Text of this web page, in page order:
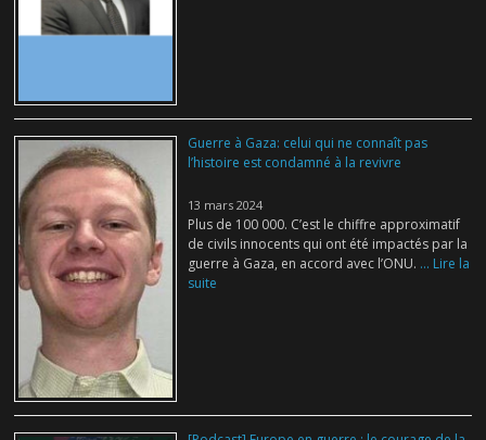
Guerre à Gaza: celui qui ne connaît pas
l’histoire est condamné à la revivre
13 mars 2024
Plus de 100 000. C’est le chiffre approximatif
de civils innocents qui ont été impactés par la
guerre à Gaza, en accord avec l’ONU. ... Lire la
suite